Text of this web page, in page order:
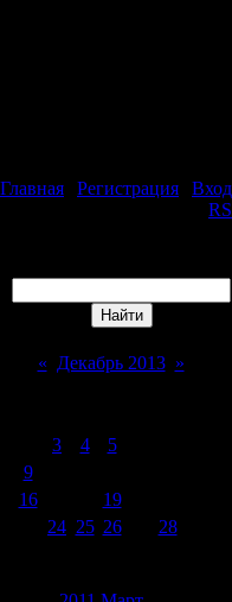
Главная Регистрация
Вход
« Декабрь 2013 »
3 4 5
9
16
19
24 25 26 28